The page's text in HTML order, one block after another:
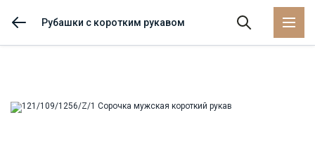
Рубашки с коротким рукавом